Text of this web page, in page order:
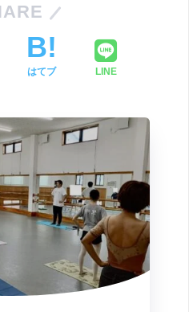
はてブ LINE